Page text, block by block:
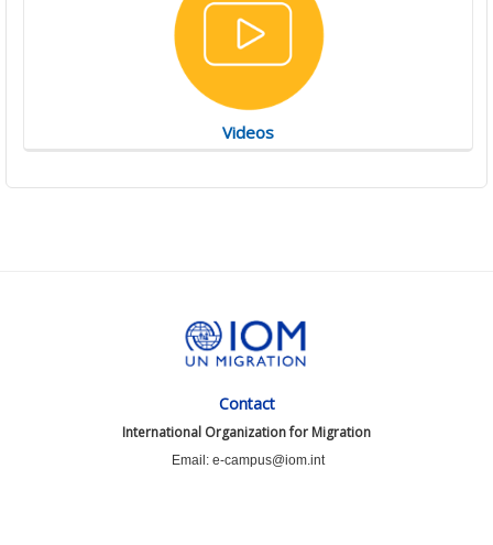
Videos
Contact
International Organization for Migration
Email: e-campus@iom.int